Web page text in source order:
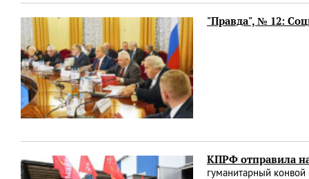
"Правда", № 12:
КПРФ отправила
гуманитарный